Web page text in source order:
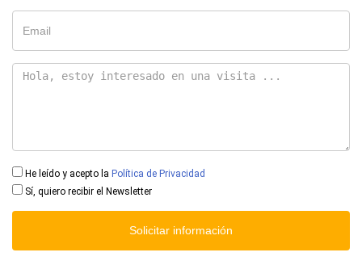
He leído y acepto la Política de Privacidad
Sí, quiero recibir el Newsletter
Solicitar información